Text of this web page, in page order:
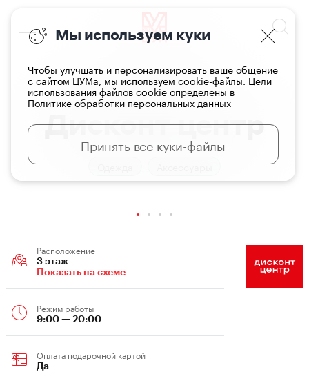
Главная Магазины
Дисконт центр
Одежда Аксессуары
Расположение
3 этаж
Показать на схеме
Режим работы
9:00 — 20:00
Оплата подарочной картой
Да
Мы используем куки
Чтобы улучшать и персонализировать ваше общение
с сайтом ЦУМа, мы используем cookie-файлы. Цели
использования файлов cookie определены в
Политике обработки персональных данных
Принять все куки-файлы